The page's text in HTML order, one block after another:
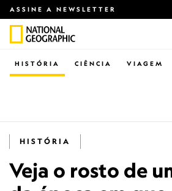
ASSINE A NEWSLETTER
CIÊNCIA VIAGEM
HISTÓRIA
HISTÓRIA
Veja o rosto de